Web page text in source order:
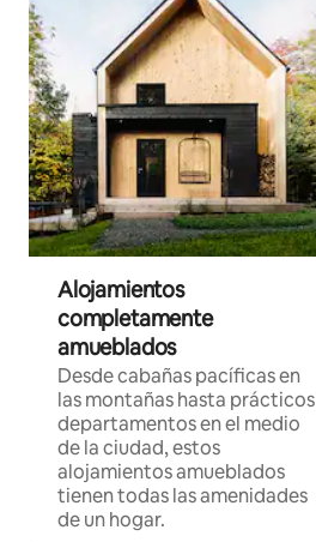
Alojamientos
completamente
amueblados
Desde cabañas pacíficas en
las montañas hasta prácticos
departamentos en el medio
de la ciudad, estos
alojamientos amueblados
tienen todas las amenidades
de un hogar.